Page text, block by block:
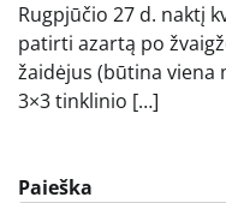
Rugpjūčio 27 d. naktį
patirti azartą po
žaidėjus (būtina viena
3×3 tinklinio […]
Paieška